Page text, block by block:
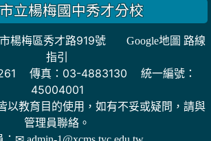
立楊梅國中秀才分校
市楊梅區秀才路919號
Google地圖 路線
指引
傳真：03-4883130 統一編號：
45004001
以教育目的使用，如有不妥或疑問，請與
管理員聯絡。